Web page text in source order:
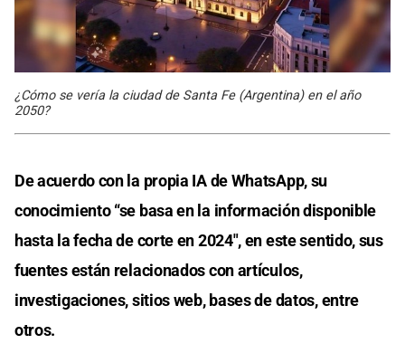
¿Cómo se vería la ciudad de Santa Fe (Argentina) en el año
2050?
De acuerdo con la propia IA de WhatsApp, su
conocimiento “se basa en la información disponible
hasta la fecha de corte en 2024″, en este sentido, sus
fuentes están relacionados con artículos,
investigaciones, sitios web, bases de datos, entre
otros.